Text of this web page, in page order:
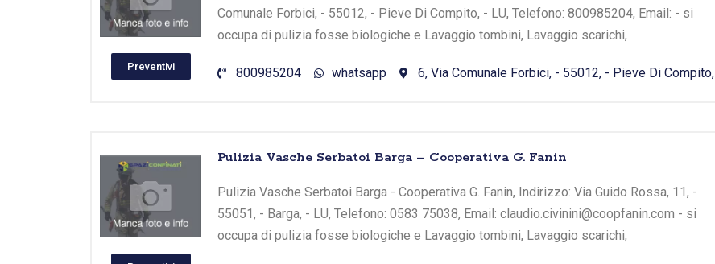
Preventivi
Comunale Forbici, - 55012, - Pieve Di Compito, - LU, Telefono: 800985204, Email: - si
occupa di pulizia fosse biologiche e Lavaggio tombini, Lavaggio scarichi,
800985204 whatsapp 6, Via Comunale Forbici, - 55012, - Pieve Di Compito,
Pulizia Vasche Serbatoi Barga – Cooperativa G. Fanin
Pulizia Vasche Serbatoi Barga - Cooperativa G. Fanin, Indirizzo: Via Guido Rossa, 11, -
55051, - Barga, - LU, Telefono: 0583 75038, Email: claudio.civinini@coopfanin.com - si
occupa di pulizia fosse biologiche e Lavaggio tombini, Lavaggio scarichi,